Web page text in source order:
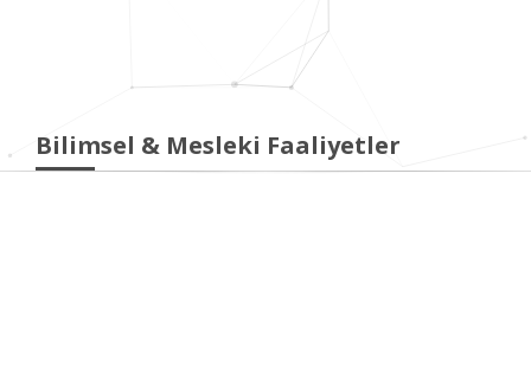
Bilimsel & Mesleki Faaliyetler